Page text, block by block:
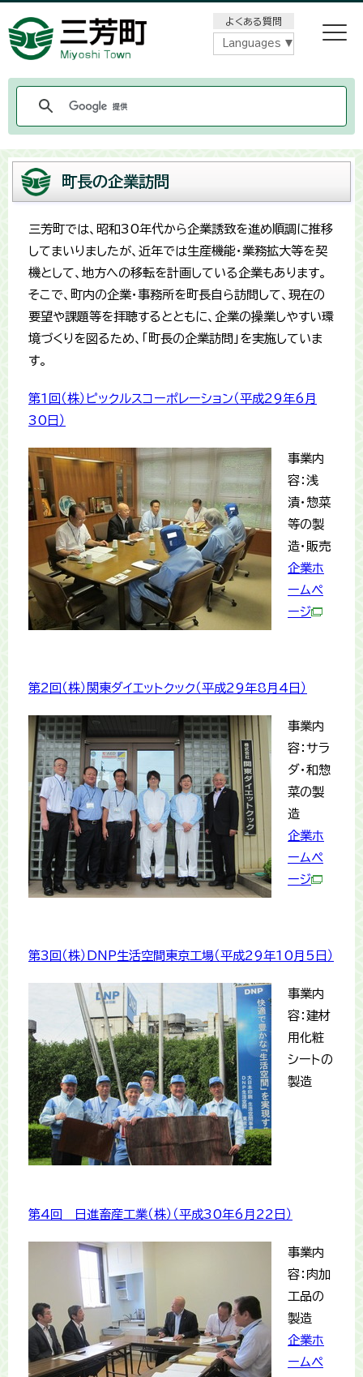
よくある質問
Languages
町長の企業訪問
三芳町では、昭和30年代から企業誘致を進め順調に推移
してまいりましたが、近年では生産機能・業務拡大等を契
機として、地方への移転を計画している企業もあります。
そこで、町内の企業・事務所を町長自ら訪問して、現在の
要望や課題等を拝聴するとともに、企業の操業しやすい環
境づくりを図るため、「町長の企業訪問」を実施していま
す。
第1回（株）ピックルスコーポレーション（平成29年6月
30日）
事業内
容：浅
漬・惣菜
等の製
造・販売
企業ホ
ームペ
ージ
第2回（株）関東ダイエットクック（平成29年8月4日）
事業内
容：サラ
ダ・和惣
菜の製
造
企業ホ
ームペ
ージ
第3回（株）DNP生活空間東京工場（平成29年10月5日）
事業内
容：建材
用化粧
シートの
製造
第4回 日進畜産工業（株）（平成30年6月22日）
事業内
容：肉加
工品の
製造
企業ホ
ームペ